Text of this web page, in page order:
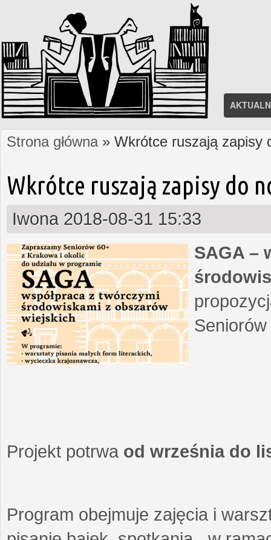
Jesteś tutaj
Strona główna» Wkrótce ruszają zapisy
Wkrótce ruszają zapisy do
Iwona 2018-08-31 15:33
SAGA –
Projekt potrwa od września do
Program obejmuje zajęcia i